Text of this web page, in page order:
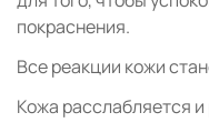
покраснения.
Все реакции кожи
Кожа расслабляется